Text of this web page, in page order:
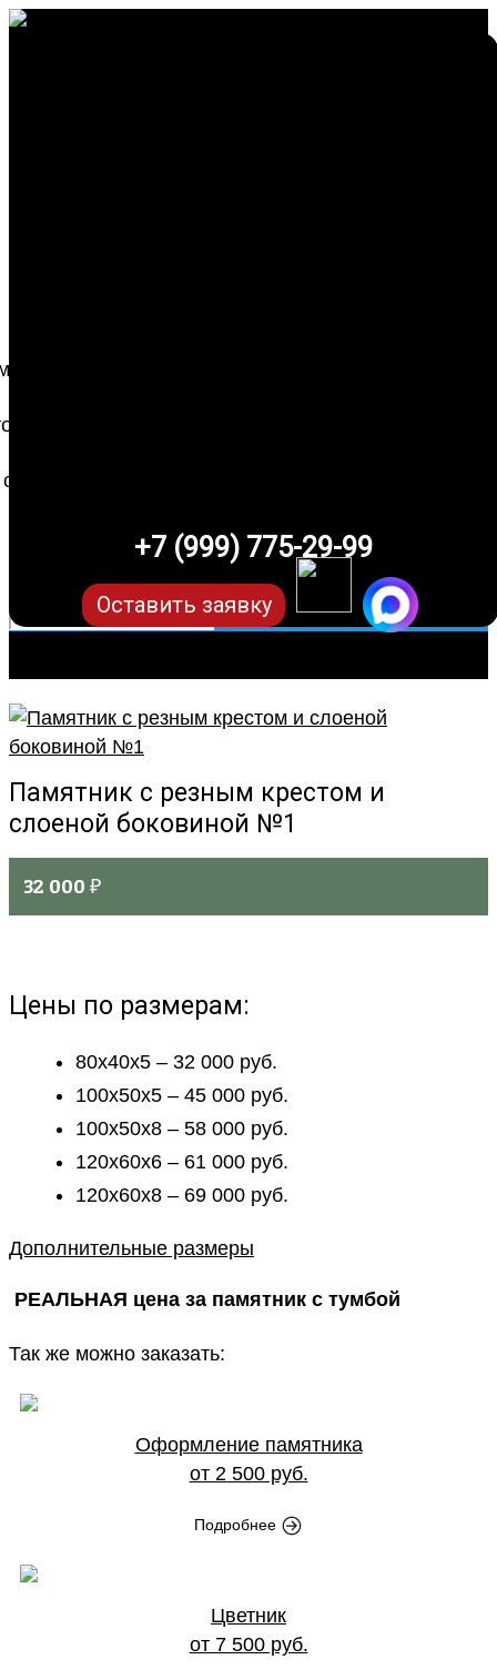
+7 (999) 775-29-99
Оставить заявку
Памятник с резным крестом и
слоеной боковиной №1
32 000 ₽
Цены по размерам:
80х40х5 – 32 000 руб.
100х50х5 – 45 000 руб.
100х50х8 – 58 000 руб.
120х60х6 – 61 000 руб.
120х60х8 – 69 000 руб.
Дополнительные размеры
РЕАЛЬНАЯ цена за памятник с тумбой
Так же можно заказать:
Оформление памятника
от 2 500 руб.
Подробнее
Цветник
от 7 500 руб.